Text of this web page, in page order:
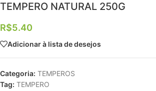
TEMPERO NATURAL 250G
R$5.40
Adicionar à lista de desejos
Categoria: TEMPEROS
Tag: TEMPERO